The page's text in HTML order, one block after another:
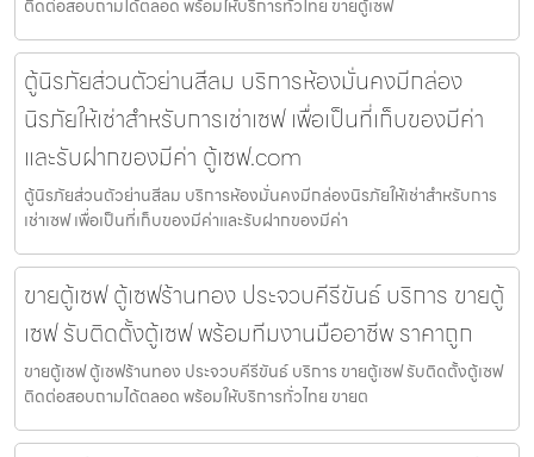
ติดต่อสอบถามได้ตลอด พร้อมให้บริการทั่วไทย ขายตู้เซฟ
ตู้นิรภัยส่วนตัวย่านสีลม บริการห้องมั่นคงมีกล่อง
นิรภัยให้เช่าสำหรับการเช่าเซฟ เพื่อเป็นที่เก็บของมีค่า
และรับฝากของมีค่า ตู้เซฟ.com
ตู้นิรภัยส่วนตัวย่านสีลม บริการห้องมั่นคงมีกล่องนิรภัยให้เช่าสำหรับการ
เช่าเซฟ เพื่อเป็นที่เก็บของมีค่าและรับฝากของมีค่า
ขายตู้เซฟ ตู้เซฟร้านทอง ประจวบคีรีขันธ์ บริการ ขายตู้
เซฟ รับติดตั้งตู้เซฟ พร้อมทีมงานมืออาชีพ ราคาถูก
ขายตู้เซฟ ตู้เซฟร้านทอง ประจวบคีรีขันธ์ บริการ ขายตู้เซฟ รับติดตั้งตู้เซฟ
ติดต่อสอบถามได้ตลอด พร้อมให้บริการทั่วไทย ขายต